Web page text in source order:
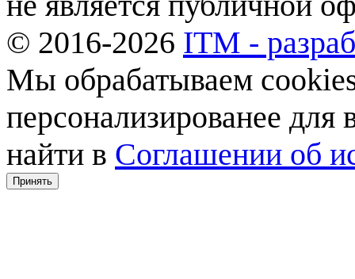
© 2016-2026 ITM -
Мы обрабатываем
персонализированее
найти в Соглашении об
Принять